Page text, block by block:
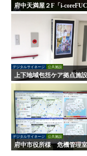
府中天満屋２F「i-
様 LED木目ウォール 他
デジタルサイネージ 公共施設
上下地域包括ケア拠点
デジタルサイネージ
デジタルサイネージ 公共施設
府中市役所様 危機管理
タルサイネージ